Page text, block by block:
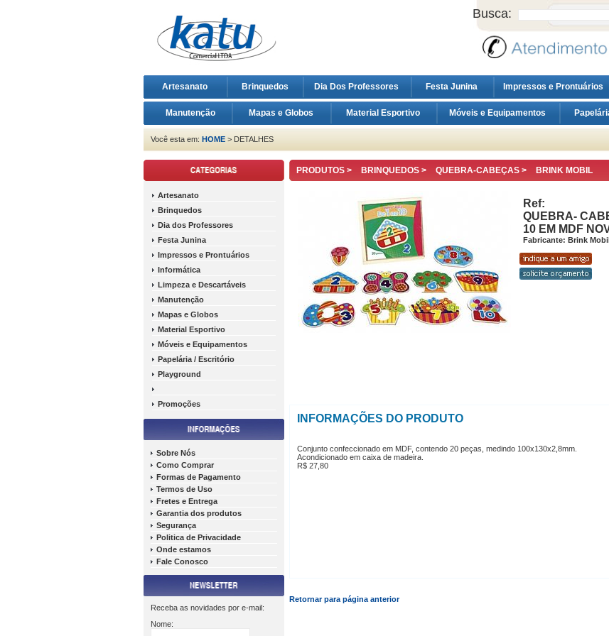
Busca:
Artesanato Brinquedos Dia Dos Professores Festa Junina Impressos e Prontuários
Manutenção Mapas e Globos Material Esportivo Móveis e Equipamentos
Você esta em: HOME > DETALHES
Artesanato
Brinquedos
Dia dos Professores
Festa Junina
Impressos e Prontuários
Informática
Limpeza e Descartáveis
Manutenção
Mapas e Globos
Material Esportivo
Móveis e Equipamentos
Papelária / Escritório
Playground
Promoções
Sobre Nós
Como Comprar
Formas de Pagamento
Termos de Uso
Fretes e Entrega
Garantia dos produtos
Segurança
Politica de Privacidade
Onde estamos
Fale Conosco
Receba as novidades por e-mail:
Nome:
PRODUTOS > BRINQUEDOS > QUEBRA-CABEÇAS > BRINK MOBIL
Ref:
QUEBRA-
10 EM MDF
Fabricante: Brink
INFORMAÇÕES DO PRODUTO
Conjunto confeccionado em MDF, contendo 20 peças, medindo 100x130x2,8mm.
Acondicionado em caixa de madeira.
R$ 27,80
Retornar para página anterior